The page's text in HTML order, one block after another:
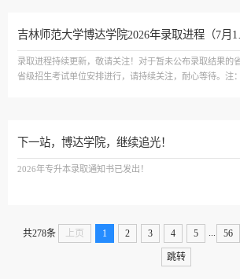
录取进程持续更新，敬请关注！对于暂未公布录取结果的
省级招生考试单位安排进行，请持续关注，耐心等待。注
下一站，博达学院，继续追光！
2026年专升本录取通知书已发出！
共278条 上页 1 2 3 4 5 56
跳转